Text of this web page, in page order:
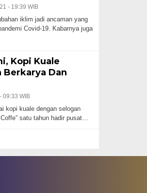
- 19:39 WIB
iklim jadi ancaman yang
Covid-19. Kabarnya juga
Kopi Kuale
Berkarya Dan
09:33 WIB
kopi kuale dengan selogan
satu tahun hadir pusat…